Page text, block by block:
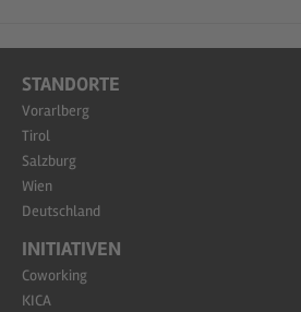
STANDORTE
Vorarlberg
Tirol
Salzburg
Wien
Deutschland
INITIATIVEN
Coworking
KICA